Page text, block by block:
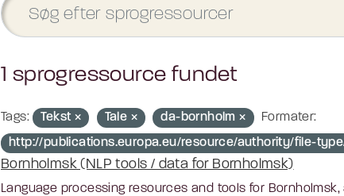
1 sprogressource fundet
Tags: Tekst Tale da-bornholm
Formater:
http://publications.europa.eu/resource/authority/file-
Bornholmsk (NLP tools / data for Bornholmsk)
Language processing resources and tools for